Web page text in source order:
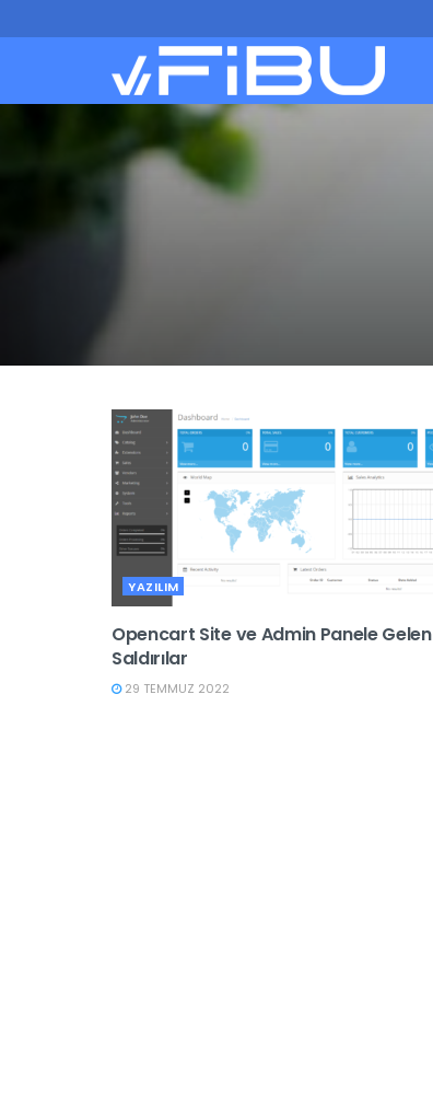
YAZILIM
Opencart Site ve Admin Panele Gelen
Saldırılar
29 TEMMUZ 2022